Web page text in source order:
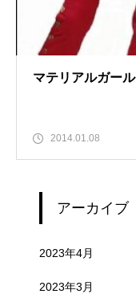
マテリアルガール
2014.01.08
アーカイブ
2023年4月
2023年3月